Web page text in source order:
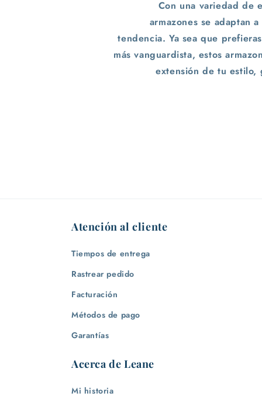
Con una variedad de
armazones se adaptan
tendencia. Ya sea que
más vanguardista, estos
extensión de tu estilo,
Atención al cliente
Tiempos de entrega
Rastrear pedido
Facturación
Métodos de pago
Garantías
Acerca de Leane
Mi historia